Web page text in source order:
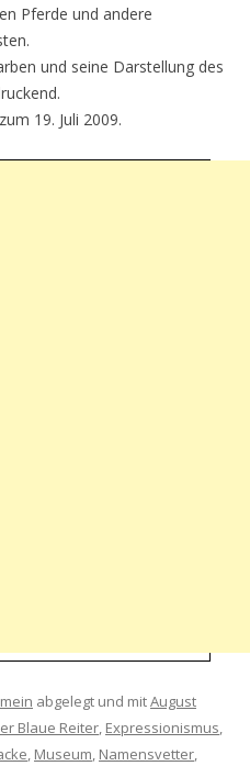
Pferde und andere
und seine Darstellung des
19. Juli 2009.
abgelegt und mitAugust
Blaue Reiter, Expressionismus,
, Museum, Namensvetter,